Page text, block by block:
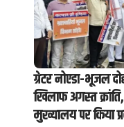
ग्रेटर नोएडा-भूजल
खिलाफ अगस्त
मुख्यालय पर किया